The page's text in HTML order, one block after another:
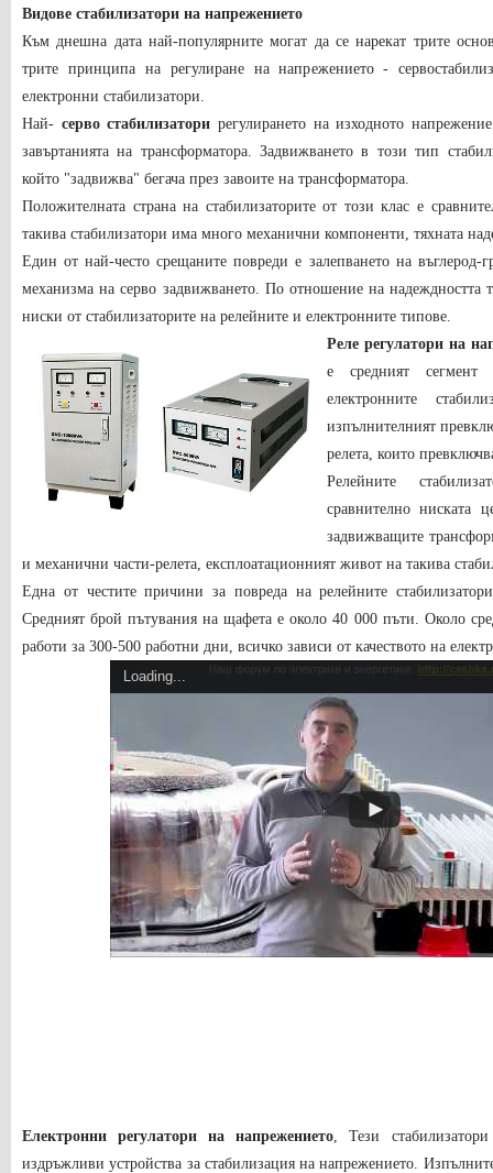
Видове стабилизатори на напрежението
Към днешна дата най-популярните могат да се нарекат трите
трите принципа на регулиране на напрежението -
електронни стабилизатори.
Най- серво стабилизатори регулирането на изходното
завъртанията на трансформатора. Задвижването в този тип
който "задвижва" бегача през завоите на трансформатора.
Положителната страна на стабилизаторите от този клас е
такива стабилизатори има много механични компоненти, тяхната
Един от най-често срещаните повреди е залепването на въглерод-
механизма на серво задвижването. По отношение на надеждността
ниски от стабилизаторите на релейните и електронните типове.
Реле регулатори на
е средният
електронните
изпълнителният
релета, които
Релейните
сравнително ниската
задвижващите
и механични части-релета, експлоатационният живот на такива
Една от честите причини за повреда на релейните
Средният брой пътувания на щафета е около 40 000 пъти. Около
работи за 300-500 работни дни, всичко зависи от качеството на
Loading...
Електронни регулатори на напрежението, Тези
издръжливи устройства за стабилизация на напрежението.